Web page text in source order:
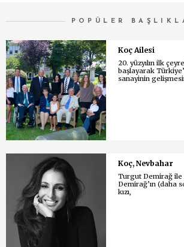
POPÜLER
Koç Ailesi
20. yüzyılın ilk
başlayarak
sanayinin
Koç, Nevbahar
Turgut Demirağ ile
Demirağ’ın (daha
kızı,